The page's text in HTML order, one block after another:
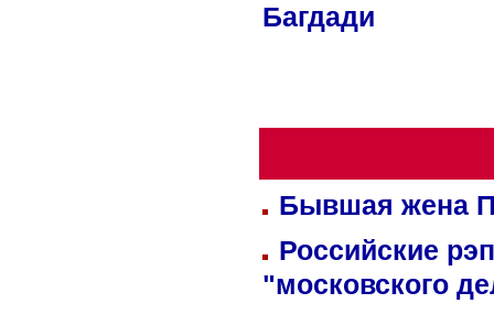
Багдади
Бывшая жена
Российские
"московского